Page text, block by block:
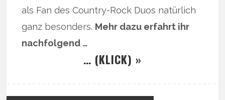
als Fan des Country-Rock Duos natürlich
ganz besonders. Mehr dazu erfahrt ihr
nachfolgend …
… (KLICK) »